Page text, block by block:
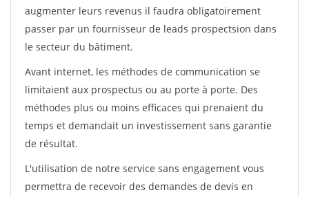
augmenter leurs revenus il faudra obligatoirement
passer par un fournisseur de leads prospectsion dans
le secteur du bâtiment.
Avant internet, les méthodes de communication se
limitaient aux prospectus ou au porte à porte. Des
méthodes plus ou moins efficaces qui prenaient du
temps et demandait un investissement sans garantie
de résultat.
L'utilisation de notre service sans engagement vous
permettra de recevoir des demandes de devis en